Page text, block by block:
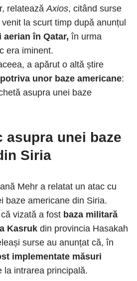
relatează Axios, citând surse
la scurt timp după anunțul
în Qatar, în urma
era iminent.
a apărut o altă știre
unor baze americane:
asupra unei baze
asupra unei baze
Siria
Mehr a relatat un atac cu
baze americane din Siria.
vizată a fost baza militară
Kasruk din provincia Hasakah
surse au anunțat că, în
implementate măsuri
la intrarea principală.